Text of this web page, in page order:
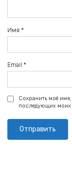
Имя *
Email *
Сохранить моё
последующих моих